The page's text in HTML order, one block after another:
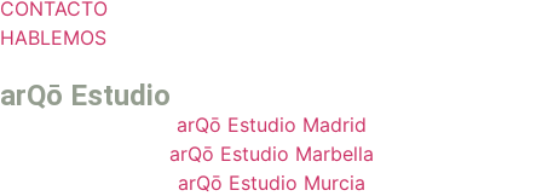
CONTACTO
HABLEMOS
arQō Estudio
arQō Estudio Madrid
arQō Estudio Marbella
arQō Estudio Murcia